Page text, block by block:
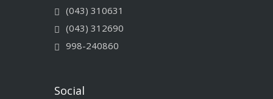
(043) 310631
(043) 312690
998-240860
Social